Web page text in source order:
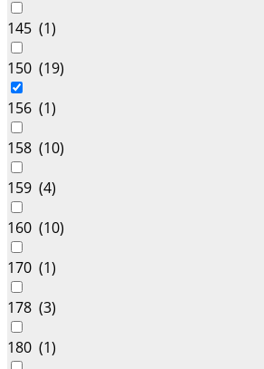
145 (1)
150 (19)
156 (1)
158 (10)
159 (4)
160 (10)
170 (1)
178 (3)
180 (1)